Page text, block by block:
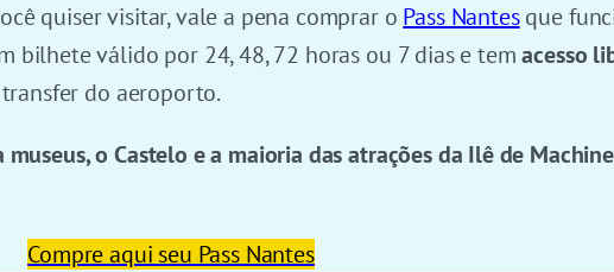
quiser visitar, vale a pena comprar o Pass Nantesque
bilhete válido por 24, 48, 72 horas ou 7 dias e temacesso
do aeroporto.
o Castelo e a maioria das atrações da Ilê de
Compre aqui seu Pass Nantes